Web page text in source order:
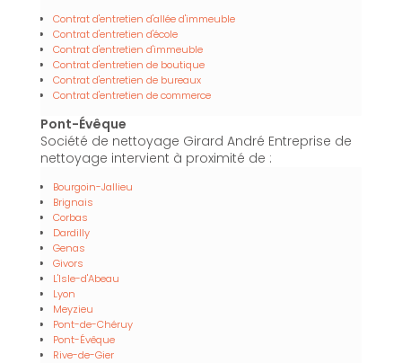
Contrat d'entretien d'allée d'immeuble
Contrat d'entretien d'école
Contrat d'entretien d'immeuble
Contrat d'entretien de boutique
Contrat d'entretien de bureaux
Contrat d'entretien de commerce
Pont-Évêque
Société de nettoyage Girard André Entreprise de
nettoyage intervient à proximité de :
Bourgoin-Jallieu
Brignais
Corbas
Dardilly
Genas
Givors
L'Isle-d'Abeau
Lyon
Meyzieu
Pont-de-Chéruy
Pont-Évêque
Rive-de-Gier